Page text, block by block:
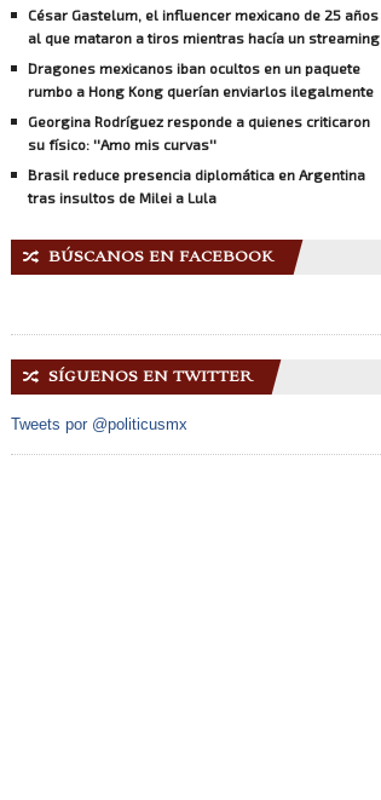
César Gastelum, el influencer mexicano de 25 años
al que mataron a tiros mientras hacía un streaming
Dragones mexicanos iban ocultos en un paquete
rumbo a Hong Kong querían enviarlos ilegalmente
Georgina Rodríguez responde a quienes criticaron
su físico: ''Amo mis curvas''
Brasil reduce presencia diplomática en Argentina
tras insultos de Milei a Lula
🔀 BÚSCANOS EN FACEBOOK
🔀 SÍGUENOS EN TWITTER
Tweets por @politicusmx